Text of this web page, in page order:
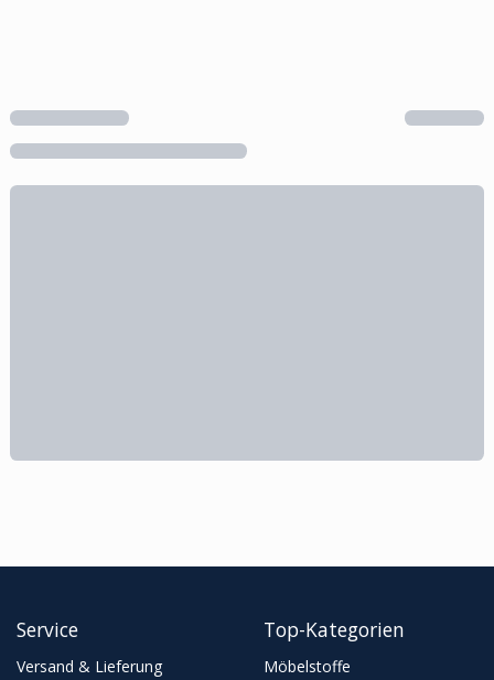
Service
Versand & Lieferung
Top-Kategorien
Möbelstoffe